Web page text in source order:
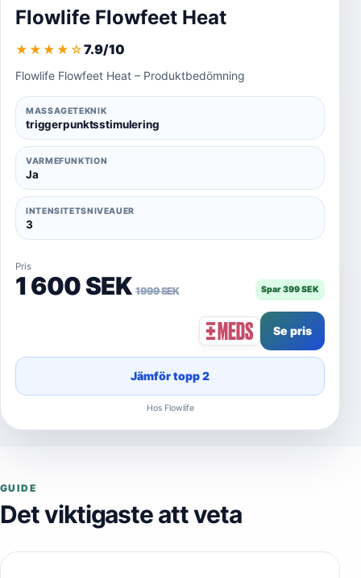
Flowlife Flowfeet Heat
★★★★ ☆7.9/10
Flowlife Flowfeet Heat – Produktbedömning
MASSAGETEKNIK
triggerpunktsstimulering
VARMEFUNKTION
Ja
INTENSITETSNIVEAUER
3
Pris
1 600 SEK 1 999 SEK Spar 399 SEK
Se pris
Jämför topp 2
Hos Flowlife
GUIDE
Det viktigaste att veta